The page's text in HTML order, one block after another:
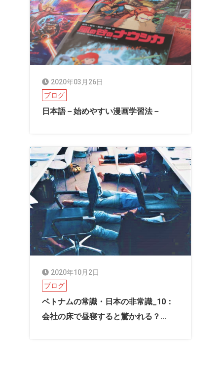
2020年03月26日
ブログ
日本語－始めやすい漫画学習法－
2020年10月2日
ブログ
ベトナムの常識・日本の非常識_10：
会社の床で昼寝すると驚かれる？...